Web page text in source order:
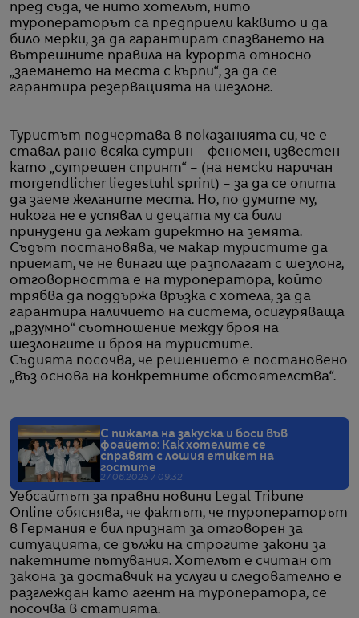
пред съда, че нито хотелът, нито
туроператорът са предприели каквито и да
било мерки, за да гарантират спазването на
вътрешните правила на курорта относно
„заемането на места с кърпи“, за да се
гарантира резервацията на шезлонг.
Туристът подчертава в показанията си, че е
ставал рано всяка сутрин – феномен, известен
като „сутрешен спринт“ – (на немски наричан
morgendlicher liegestuhl sprint) – за да се опита
да заеме желаните места. Но, по думите му,
никога не е успявал и децата му са били
принудени да лежат директно на земята.
Съдът постановява, че макар туристите да
приемат, че не винаги ще разполагат с шезлонг,
отговорността е на туроператора, който
трябва да поддържа връзка с хотела, за да
гарантира наличието на система, осигуряваща
„разумно“ съотношение между броя на
шезлонгите и броя на туристите.
Съдията посочва, че решението е постановено
„въз основа на конкретните обстоятелства“.
С пижама на закуска и боси във
фоайето: Как хотелите се
справят с лошия етикет на
гостите
27.06.2025 / 09:32
Уебсайтът за правни новини Legal Tribune
Online обяснява, че фактът, че туроператорът
в Германия е бил признат за отговорен за
ситуацията, се дължи на строгите закони за
пакетните пътувания. Хотелът е считан от
закона за доставчик на услуги и следователно е
разглеждан като агент на туроператора, се
посочва в статията.